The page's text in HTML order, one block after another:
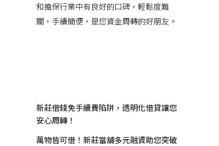
和擔保行業中有良好的口碑，輕鬆度難
關，手續簡便，是您資金周轉的好朋友。
新莊借錢免手續費陷阱，透明化借貸讓您
安心周轉！
萬物皆可借！新莊當舖多元融資助您突破